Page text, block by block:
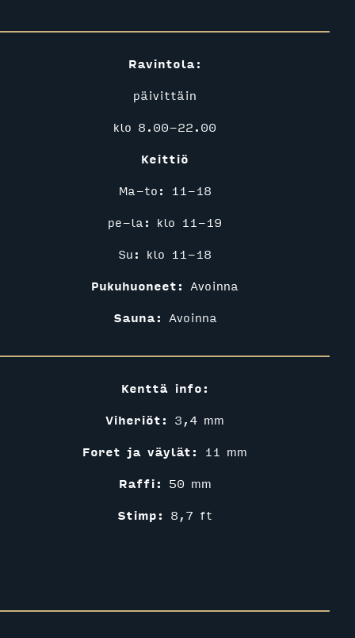
Ravintola​​​​​​​:
päivittäin
klo 8.00-22.00
Keittiö
Ma-to: 11-18
pe-la: klo 11-19
Su: klo 11-18
Pukuhuoneet: Avoinna
Sauna: Avoinna
Kenttä info:
Viheriöt: 3,4 mm
Foret ja väylät:​​​​​​​ 11 mm
Raffi: 50 mm
Stimp: 8,7 ft